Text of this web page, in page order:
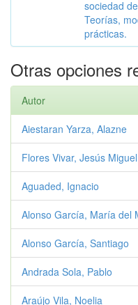
sociedad
Teorías,
prácticas.
Otras opciones
Autor
Aiestaran Yarza, Alazne
Flores Vivar, Jesús Miguel
Aguaded, Ignacio
Alonso García, María del
Alonso García, Santiago
Andrada Sola, Pablo
Araújo Vila, Noelia